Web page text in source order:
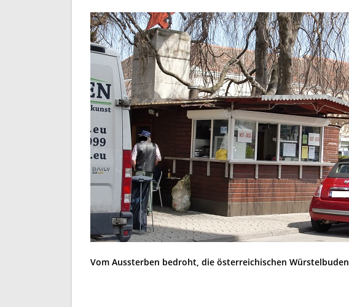
Vom Aussterben bedroht, die österreichischen Würstelbuden